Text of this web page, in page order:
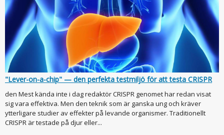
"Lever-on-a-chip" — den perfekta testmiljö för att testa CRISPR
den Mest kända inte i dag redaktör CRISPR genomet har redan visat
sig vara effektiva. Men den teknik som är ganska ung och kräver
ytterligare studier av effekter på levande organismer. Traditionellt
CRISPR är testade på djur eller...